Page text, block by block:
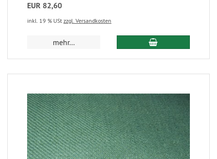
EUR 82,60
inkl. 19 % USt zzgl. Versandkosten
mehr...